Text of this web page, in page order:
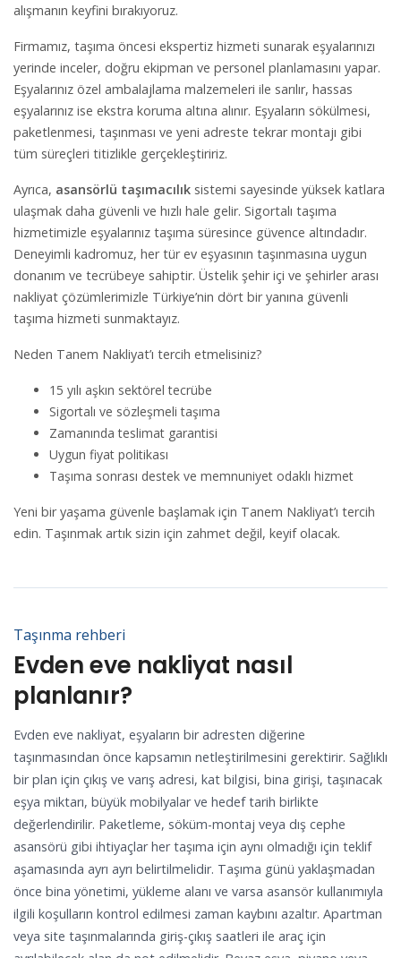
alışmanın keyfini bırakıyoruz.
Firmamız, taşıma öncesi ekspertiz hizmeti sunarak eşyalarınızı
yerinde inceler, doğru ekipman ve personel planlamasını yapar.
Eşyalarınız özel ambalajlama malzemeleri ile sarılır, hassas
eşyalarınız ise ekstra koruma altına alınır. Eşyaların sökülmesi,
paketlenmesi, taşınması ve yeni adreste tekrar montajı gibi
tüm süreçleri titizlikle gerçekleştiririz.
Ayrıca, asansörlü taşımacılık sistemi sayesinde yüksek katlara
ulaşmak daha güvenli ve hızlı hale gelir. Sigortalı taşıma
hizmetimizle eşyalarınız taşıma süresince güvence altındadır.
Deneyimli kadromuz, her tür ev eşyasının taşınmasına uygun
donanım ve tecrübeye sahiptir. Üstelik şehir içi ve şehirler arası
nakliyat çözümlerimizle Türkiye’nin dört bir yanına güvenli
taşıma hizmeti sunmaktayız.
Neden Tanem Nakliyat’ı tercih etmelisiniz?
15 yılı aşkın sektörel tecrübe
Sigortalı ve sözleşmeli taşıma
Zamanında teslimat garantisi
Uygun fiyat politikası
Taşıma sonrası destek ve memnuniyet odaklı hizmet
Yeni bir yaşama güvenle başlamak için Tanem Nakliyat’ı tercih
edin. Taşınmak artık sizin için zahmet değil, keyif olacak.
Taşınma rehberi
Evden eve nakliyat nasıl
planlanır?
Evden eve nakliyat, eşyaların bir adresten diğerine
taşınmasından önce kapsamın netleştirilmesini gerektirir. Sağlıklı
bir plan için çıkış ve varış adresi, kat bilgisi, bina girişi, taşınacak
eşya miktarı, büyük mobilyalar ve hedef tarih birlikte
değerlendirilir. Paketleme, söküm-montaj veya dış cephe
asansörü gibi ihtiyaçlar her taşıma için aynı olmadığı için teklif
aşamasında ayrı ayrı belirtilmelidir. Taşıma günü yaklaşmadan
önce bina yönetimi, yükleme alanı ve varsa asansör kullanımıyla
ilgili koşulların kontrol edilmesi zaman kaybını azaltır. Apartman
veya site taşınmalarında giriş-çıkış saatleri ile araç için